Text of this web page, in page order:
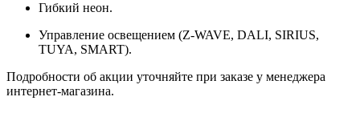
Гибкий неон.
Управление освещением (Z-WAVE, DALI, SIRIUS,
TUYA, SMART).
Подробности об акции уточняйте при заказе у менеджера
интернет-магазина.